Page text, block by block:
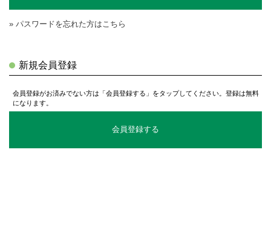
» パスワードを忘れた方はこちら
新規会員登録
会員登録がお済みでない方は「会員登録する」をタップしてください。登録は無料
になります。
会員登録する